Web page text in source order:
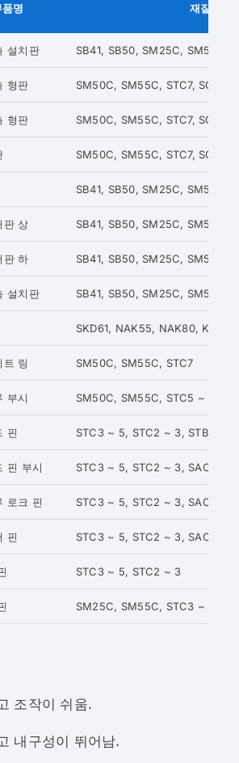
품명 재질
설치판 SB41, SB50, SM25C, SM55C
형판 SM50C, SM55C, STC7,
형판 SM50C, SM55C, STC7,
SM50C, SM55C, STC7,
SB41, SB50, SM25C, SM55C
판 상 SB41, SB50, SM25C, SM55C
판 하 SB41, SB50, SM25C, SM55C
설치판 SB41, SB50, SM25C, SM55C
SKD61, NAK55, NAK80, KP1,
트 링 SM50C, SM55C, STC7
부시 SM50C, SM55C, STC5 ~ 7,
핀 STC3 ~ 5, STC2 ~ 3, STB2
핀 부시 STC3 ~ 5, STC2 ~ 3,
로크 핀 STC3 ~ 5, STC2 ~ 3,
핀 STC3 ~ 5, STC2 ~ 3,
STC3 ~ 5, STC2 ~ 3
SM25C, SM55C, STC3 ~ 5
조작이 쉬움.
내구성이 뛰어남.